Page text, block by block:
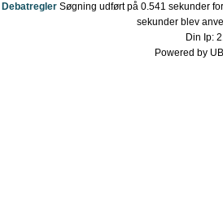
Debatregler Søgning udført på 0.541 sekunder
sekunder blev
Din Ip:
Powered by